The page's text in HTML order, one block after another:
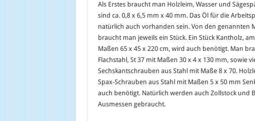
Als Erstes braucht man Holzleim, Wasser und
sind ca. 0,8 x 6,5 mm x 40 mm. Das Öl für die
natürlich auch vorhanden sein. Von den genannten
braucht man jeweils ein Stück. Ein Stück Kantholz,
Maßen 65 x 45 x 220 cm, wird auch benötigt. Man
Flachstahl, St 37 mit Maßen 30 x 4 x 130 mm, sowie
Sechskantschrauben aus Stahl mit Maße 8 x 70.
Spax-Schrauben aus Stahl mit Maßen 5 x 50 mm
auch benötigt. Natürlich werden auch Zollstock und
Ausmessen gebraucht.